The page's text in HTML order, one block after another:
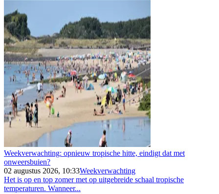
Weekverwachting: opnieuw tropische hitte, eindigt dat met
onweersbuien?
02 augustus 2026, 10:33Weekverwachting
Het is op en top zomer met op uitgebreide schaal tropische
temperaturen. Wanneer...